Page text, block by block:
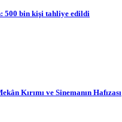
500 bin kişi tahliye edildi
Kırımı ve Sinemanın Hafızası